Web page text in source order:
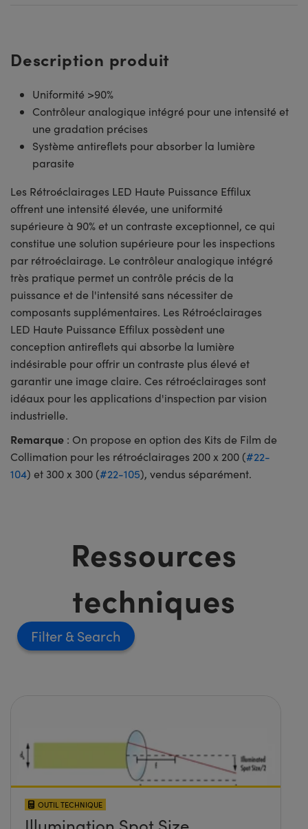
Description produit
Uniformité >90%
Contrôleur analogique intégré pour une intensité et
une gradation précises
Système antireflets pour absorber la lumière
parasite
Les Rétroéclairages LED Haute Puissance Effilux
offrent une intensité élevée, une uniformité
supérieure à 90% et un contraste exceptionnel, ce qui
constitue une solution supérieure pour les inspections
par rétroéclairage. Le contrôleur analogique intégré
très pratique permet un contrôle précis de la
puissance et de l'intensité sans nécessiter de
composants supplémentaires. Les Rétroéclairages
LED Haute Puissance Effilux possèdent une
conception antireflets qui absorbe la lumière
indésirable pour offrir un contraste plus élevé et
garantir une image claire. Ces rétroéclairages sont
idéaux pour les applications d'inspection par vision
industrielle.
Remarque : On propose en option des Kits de Film de
Collimation pour les rétroéclairages 200 x 200 (#22-
104) et 300 x 300 (#22-105), vendus séparément.
Ressources
techniques
Filter
OUTIL TECHNIQUE